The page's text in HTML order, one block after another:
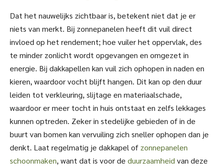
Dat het nauwelijks zichtbaar is, betekent niet dat je er
niets van merkt. Bij zonnepanelen heeft dit vuil direct
invloed op het rendement; hoe vuiler het oppervlak, des
te minder zonlicht wordt opgevangen en omgezet in
energie. Bij dakkapellen kan vuil zich ophopen in naden en
kieren, waardoor vocht blijft hangen. Dit kan op den duur
leiden tot verkleuring, slijtage en materiaalschade,
waardoor er meer tocht in huis ontstaat en zelfs lekkages
kunnen optreden. Zeker in stedelijke gebieden of in de
buurt van bomen kan vervuiling zich sneller ophopen dan je
denkt. Laat regelmatig je dakkapel of zonnepanelen
schoonmaken, want dat is voor de duurzaamheid van deze